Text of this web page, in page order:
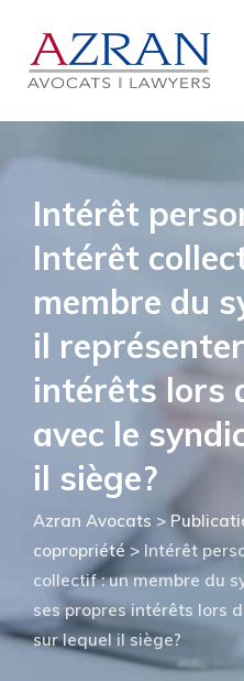
content
Intérêt
Intérêt
membre du
il
intérêts lors
avec le
il siège?
Azran Avocats >
copropriété > Intérêt
collectif : un membre du
ses propres intérêts lors
sur lequel il siège?